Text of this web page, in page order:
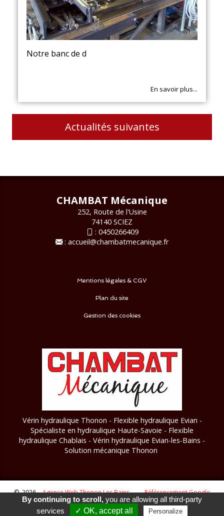
Notre banc de d
En savoir plus...
Actualités suivantes
CHAMBAT Mécanique
252, Route de l'Usine
74140 SCIEZ
: 0450266409
: accueil@chambatmecanique.fr
Mentions légales & CGV
Plan du site
Gestion des cookies
Vérin hydraulique Thonon - Flexible hydraulique Evian -
Spécialiste en hydraulique Haute-Savoie - Flexible
hydraulique Chablais - Vérin hydraulique Evian-les-Bains -
Solution mécanique Thonon
Appeler E-Mail Venir
© 2026 Agence Web Thonon Les Bains - Référencement Google
Thonon Les Bains
Clic And Go
création site internet thonon
clicandgo.com
By continuing to scroll,you are allowing all third-party
services
✓ OK, accept all Personalize